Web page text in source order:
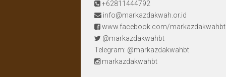
+62811444792
info@markazdakwah.or.id
www.facebook.com/markazdakwahbt
@markazdakwahbt
Telegram: @markazdakwahbt
markazdakwahbt